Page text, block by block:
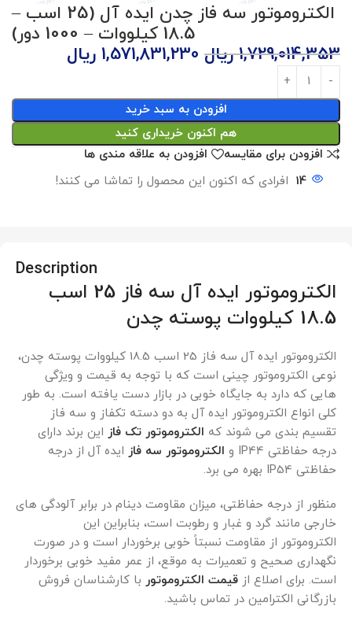
الکتروموتور سه فاز چدن ایده آل (25 اسب –
18.5 کیلووات – 1000 دور)
1,729,014,353 ریال 1,571,831,230 ریال
افزودن به سبد خرید
هم اکنون خریداری کنید
افزودن برای مقایسه
افزودن به علاقه مندی ها
14 افرادی که اکنون این محصول را تماشا می کنند!
Description
الکتروموتور ایده آل سه فاز 25 اسب
18.5 کیلووات پوسته چدن
الکتروموتور ایده آل سه فاز 25 اسب 18.5 کیلووات پوسته چدن،
نوعی الکتروموتور چینی است که با توجه به قیمت و ویژگی
هایی که دارد به جایگاه خوبی در بازار دست یافته است. به طور
کلی انواع الکتروموتور ایده آل به دو دسته تکفاز و سه فاز
تقسیم بندی می شوند که الکتروموتور تک فاز این برند دارای
درجه حفاظتی IP44 و
الکتروموتور سه فاز ایده آل از درجه
حفاظتی IP54 بهره می برد.
منظور از درجه حفاظتی، میزان مقاومت دینام در برابر آلودگی های
خارجی مانند گرد و غبار و رطوبت است، بنابراین این
الکتروموتور از مقاومت نسبتاً خوبی برخوردار است و در صورت
نگهداری صحیح و تعمیرات به موقع، از عمر مفید خوبی برخوردار
است. برای اصلاع از قیمت الکتروموتور با کارشناسان فروش
بازرگانی الکترامین در تماس باشید.